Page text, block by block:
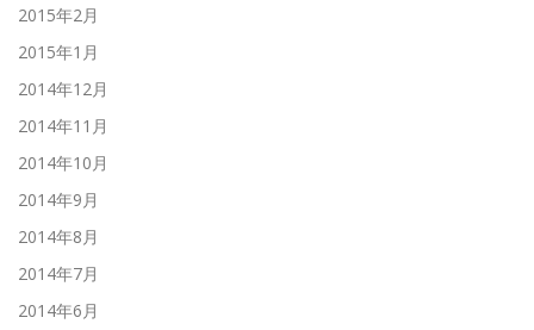
2015年2月
2015年1月
2014年12月
2014年11月
2014年10月
2014年9月
2014年8月
2014年7月
2014年6月